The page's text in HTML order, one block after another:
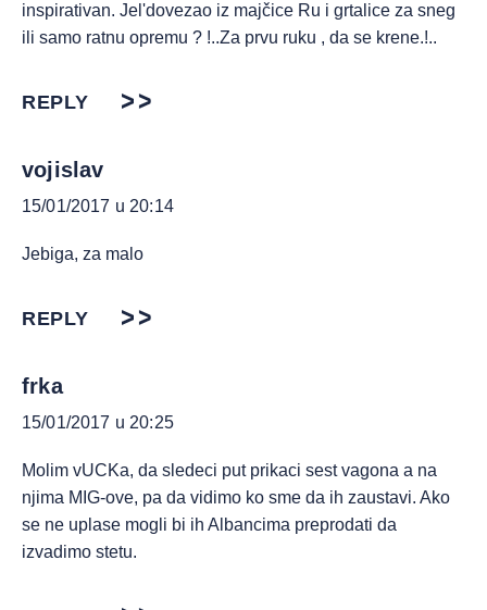
inspirativan. Jel'dovezao iz majčice Ru i grtalice za sneg
ili samo ratnu opremu ? !..Za prvu ruku , da se krene.!..
REPLY
vojislav
15/01/2017 u 20:14
Jebiga, za malo
REPLY
frka
15/01/2017 u 20:25
Molim vUCKa, da sledeci put prikaci sest vagona a na
njima MIG-ove, pa da vidimo ko sme da ih zaustavi. Ako
se ne uplase mogli bi ih Albancima preprodati da
izvadimo stetu.